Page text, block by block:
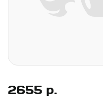
2655 р.